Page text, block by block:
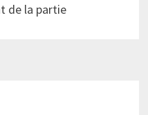
de la partie